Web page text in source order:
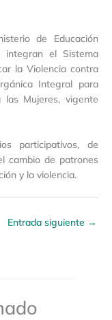
de Educación
el Sistema
la Violencia contra
Integral para
las Mujeres, vigente
participativos, de
cambio de patrones
y la violencia.
Entrada siguiente →